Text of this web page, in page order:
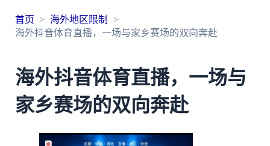
首页
海外地区限制
海外抖音体育直播，一场与家乡赛场的双向奔赴
海外抖音体育直播，一场与
家乡赛场的双向奔赴